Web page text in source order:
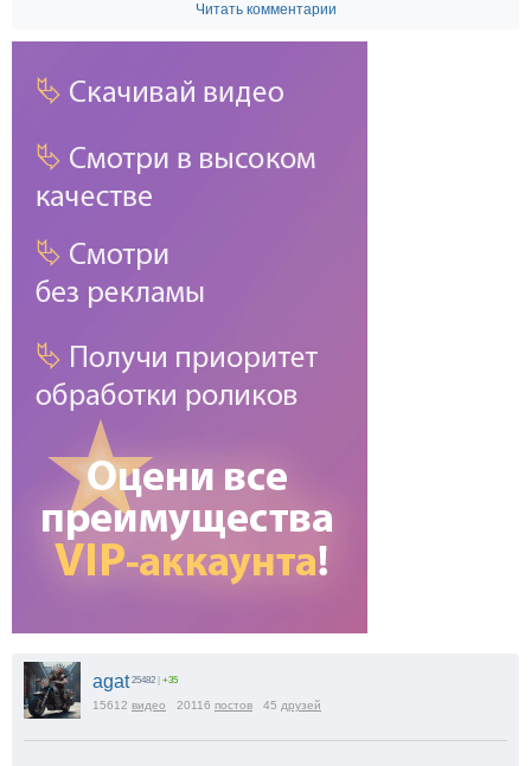
Читать комментарии
agat 25482 +35
15612 видео 20116 постов 45 друзей